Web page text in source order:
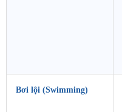
Bơi lội (Swimming)